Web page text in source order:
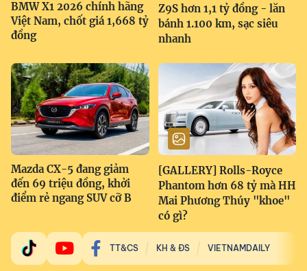
BMW X1 2026 chính hãng
Việt Nam, chốt giá 1,668 tỷ
đồng
Z9S hơn 1,1 tỷ đồng - lăn
bánh 1.100 km, sạc siêu
nhanh
Mazda CX-5 đang giảm
đến 69 triệu đồng, khởi
điểm rẻ ngang SUV cỡ B
[GALLERY] Rolls-Royce
Phantom hơn 68 tỷ mà HH
Mai Phương Thúy "khoe"
có gì?
TT&CS KH & ĐS VIETNAMDAILY